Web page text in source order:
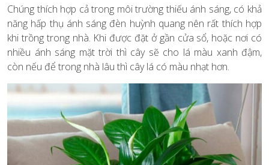
Chúng thích hợp cả trong môi trường thiếu ánh sáng, có khả
năng hấp thụ ánh sáng đèn huỳnh quang nên rất thích hợp
khi trồng trong nhà. Khi được đặt ở gần cửa sổ, hoặc nơi có
nhiều ánh sáng mặt trời thì cây sẽ cho lá màu xanh đậm,
còn nếu để trong nhà lâu thì cây lá có màu nhạt hơn.